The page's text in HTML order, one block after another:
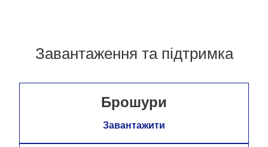
Завантаження та підтримка
Брошури
Завантажити